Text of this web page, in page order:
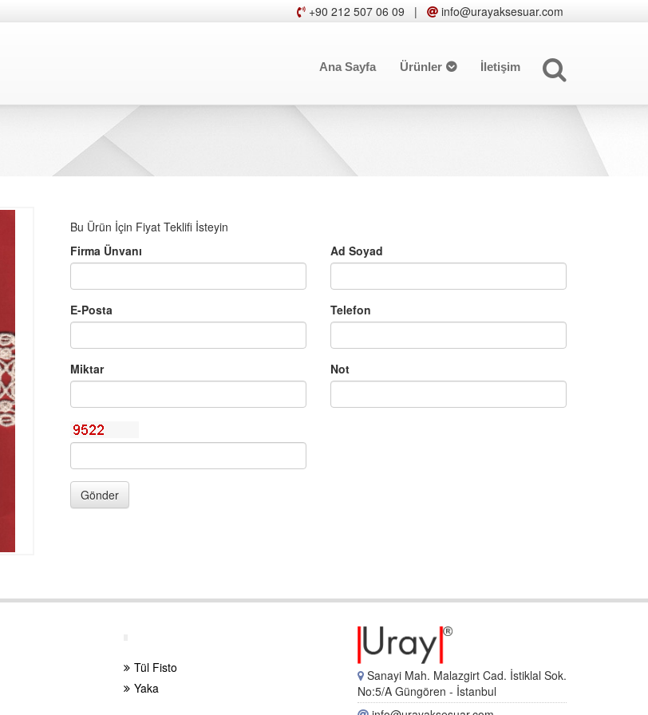
+90 212 507 06 09 | info@urayaksesuar.com
Ana Sayfa Ürünler İletişim
Bu Ürün İçin Fiyat Teklifi İsteyin
Firma Ünvanı
Ad Soyad
E-Posta Telefon
Miktar Not
Gönder
Tül Fisto
Yaka
Sanayi Mah. Malazgirt Cad. İstiklal Sok.
No:5/A Güngören - İstanbul